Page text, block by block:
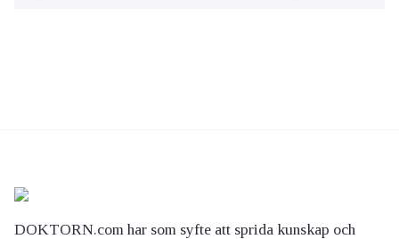
DOKTORN.com har som syfte att sprida kunskap och